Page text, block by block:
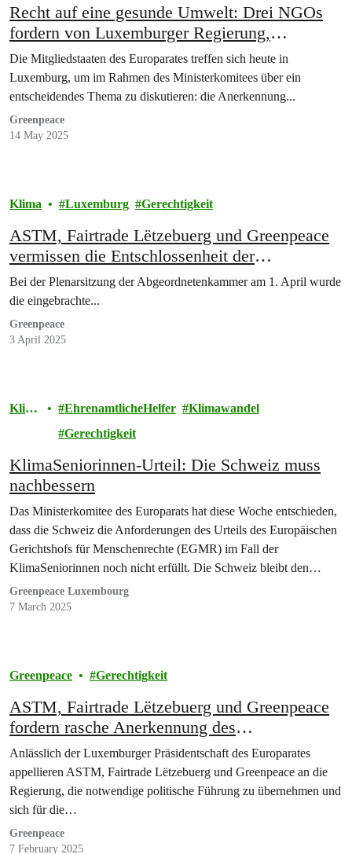
Recht auf eine gesunde Umwelt: Drei NGOs
fordern von Luxemburger Regierung,
Verantwortung im Europarat zu übernehmen
Die Mitgliedstaaten des Europarates treffen sich heute in
Luxemburg, um im Rahmen des Ministerkomitees über ein
entscheidendes Thema zu diskutieren: die Anerkennung...
Greenpeace
14 May 2025
Klima Luxemburg Gerechtigkeit
ASTM, Fairtrade Lëtzebuerg und Greenpeace
vermissen die Entschlossenheit der
Regierungsparteien im Bezug auf die
Anerkennung des Menschenrechts auf eine
saubere, gesunde und nachhaltige Umwelt
Bei der Plenarsitzung der Abgeordnetenkammer am 1. April wurde
die eingebrachte...
Greenpeace
3 April 2025
Klim
EhrenamtlicheHelfer
Klimawandel
Gerechtigkeit
KlimaSeniorinnen-Urteil: Die Schweiz muss
nachbessern
Das Ministerkomitee des Europarats hat diese Woche entschieden,
dass die Schweiz die Anforderungen des Urteils des Europäischen
Gerichtshofs für Menschenrechte (EGMR) im Fall der
KlimaSeniorinnen noch nicht erfüllt. Die Schweiz bleibt den
Beweis schuldig...
Greenpeace Luxembourg
7 March 2025
Greenpeace Gerechtigkeit
ASTM, Fairtrade Lëtzebuerg und Greenpeace
fordern rasche Anerkennung des
Menschenrechts auf eine saubere, gesunde und
nachhaltige Umwelt
Anlässlich der Luxemburger Präsidentschaft des Europarates
appellieren ASTM, Fairtrade Lëtzebuerg und Greenpeace an die
Regierung, die notwendige politische Führung zu übernehmen und
sich für die…
Greenpeace
7 February 2025